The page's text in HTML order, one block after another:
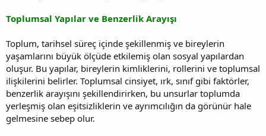
Toplumsal Yapılar ve Benzerlik Arayışı
Toplum, tarihsel süreç içinde şekillenmiş ve bireylerin
yaşamlarını büyük ölçüde etkilemiş olan sosyal yapılardan
oluşur. Bu yapılar, bireylerin kimliklerini, rollerini ve toplumsal
ilişkilerini belirler. Toplumsal cinsiyet, ırk, sınıf gibi faktörler,
benzerlik arayışını şekillendirirken, bu unsurlar toplumda
yerleşmiş olan eşitsizliklerin ve ayrımcılığın da görünür hale
gelmesine sebep olur.